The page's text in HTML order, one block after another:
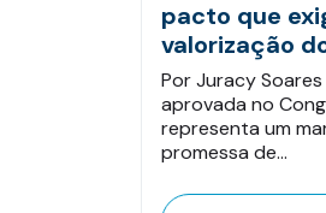
pacto que
valorização
Por Juracy
aprovada no
representa um
promessa de…